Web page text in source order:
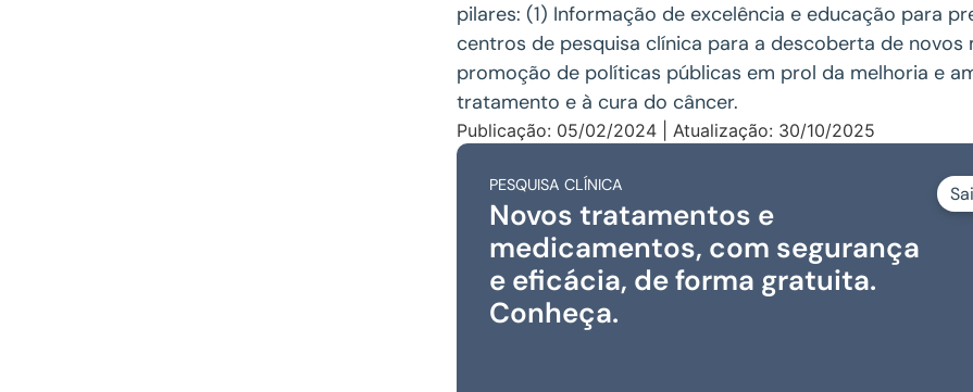
pilares: (1) Informação de excelência e educação para
centros de pesquisa clínica para a descoberta de
promoção de políticas públicas em prol da melhoria e
tratamento e à cura do câncer.
Publicação: 05/02/2024 | Atualização: 30/10/2025
PESQUISA CLÍNICA
Novos tratamentos e
medicamentos, com segurança
e eficácia, de forma gratuita.
Conheça.